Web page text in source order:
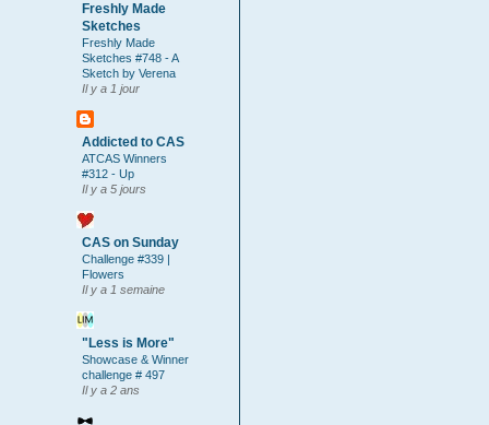
Freshly Made
Sketches
Freshly Made
Sketches #748 - A
Sketch by Verena
Il y a 1 jour
Addicted to CAS
ATCAS Winners
#312 - Up
Il y a 5 jours
CAS on Sunday
Challenge #339 |
Flowers
Il y a 1 semaine
"Less is More"
Showcase & Winner
challenge # 497
Il y a 2 ans